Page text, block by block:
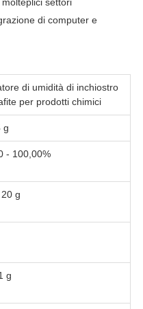
settori
di computer e
di umidità di inchiostro
per prodotti chimici
g
- 100,00%
g
g